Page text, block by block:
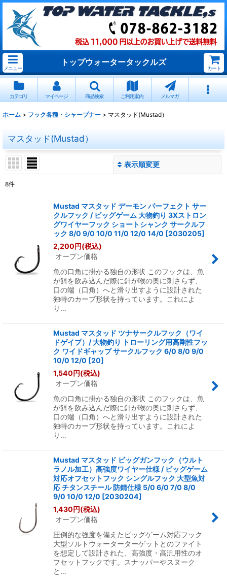
メニュー
トップウォータータックルズ
カート
カテゴリ マイページ 商品検索 ご利用案内 メルマガ
ホーム > フック各種・シャープナー > マスタッド(Mustad）
マスタッド(Mustad）
表示順変更
絞り込む
8件
Mustad マスタッド デーモン パーフェクト サー
クルフック / ビッグゲーム 大物釣り 3Xストロン
グワイヤーフック ショートシャンク サークルフ
ック 8/0 9/0 10/0 11/0 12/0 14/0 [2030205]
2,200円(税込)
オープン価格
魚の口角に掛かる独自の形状 このフックは、魚
が餌を飲み込んだ際に針が喉の奥に刺さらず、
口の端（口角）へと滑り出すように設計された
独特のカーブ形状を持っています。これによ
り…
Mustad マスタッド ツナサークルフック（ワイ
ドゲイプ）/ 大物釣り トローリング用高剛性フッ
ク ワイドギャップ サークルフック 6/0 8/0 9/0
10/0 12/0 [20]
1,540円(税込)
オープン価格
魚の口角に掛かる独自の形状 このフックは、魚
が餌を飲み込んだ際に針が喉の奥に刺さらず、
口の端（口角）へと滑り出すように設計された
独特のカーブ形状を持っています。これによ
り…
Mustad マスタッド ビッグガンフック（ウルト
ラノル加工）高強度ワイヤー仕様 / ビッグゲーム
対応オフセットフック シングルフック 大型魚対
応 チタンスチール 防錆仕様 5/0 6/0 7/0 8/0
9/0 10/0 12/0 [2030204]
1,430円(税込)
オープン価格
圧倒的な強度を備えたビッグゲーム対応フック
大型ソルトウォーターターゲットとのファイト
を想定して設計された、高強度・高汎用性のオ
フセットフックです。スナッパーやスヌーク
と…